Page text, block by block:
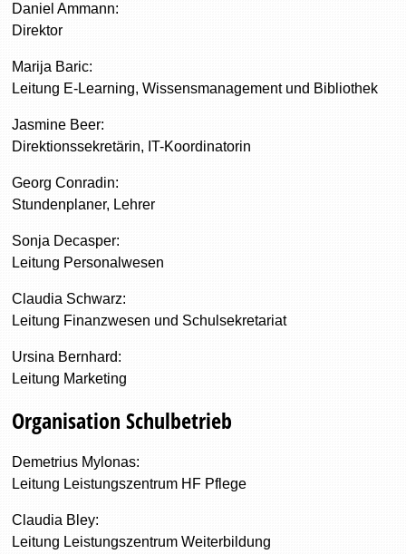
Daniel Ammann:
Direktor
Marija Baric:
Leitung E-Learning, Wissensmanagement und Bibliothek
Jasmine Beer:
Direktionssekretärin, IT-Koordinatorin
Georg Conradin:
Stundenplaner, Lehrer
Sonja Decasper:
Leitung Personalwesen
Claudia Schwarz:
Leitung Finanzwesen und Schulsekretariat
Ursina Bernhard:
Leitung Marketing
Organisation Schulbetrieb
Demetrius Mylonas:
Leitung Leistungszentrum HF Pflege
Claudia Bley:
Leitung Leistungszentrum Weiterbildung